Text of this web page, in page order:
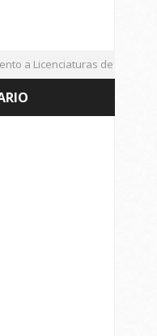
a Licenciaturas de la UAZ